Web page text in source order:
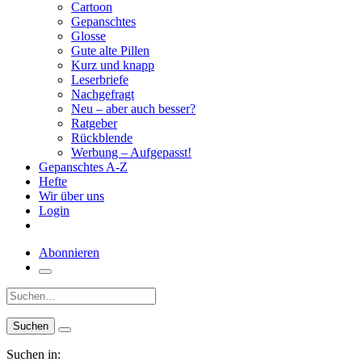
Cartoon
Gepanschtes
Glosse
Gute alte Pillen
Kurz und knapp
Leserbriefe
Nachgefragt
Neu – aber auch besser?
Ratgeber
Rückblende
Werbung – Aufgepasst!
Gepanschtes A-Z
Hefte
Wir über uns
Login
Abonnieren
Suche:
Suchen in: